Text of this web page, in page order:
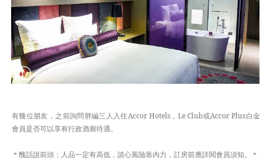
EUROPE
TASTE
有幾位朋友，之前詢問胖編三人入住Accor Hotels，Le Club或Accor Plus白金
會員是否可以享有行政酒廊待遇。
＊醜話說前頭：人品一定有高低，談心風險靠內力，訂房前應詳閱會員須知。＊